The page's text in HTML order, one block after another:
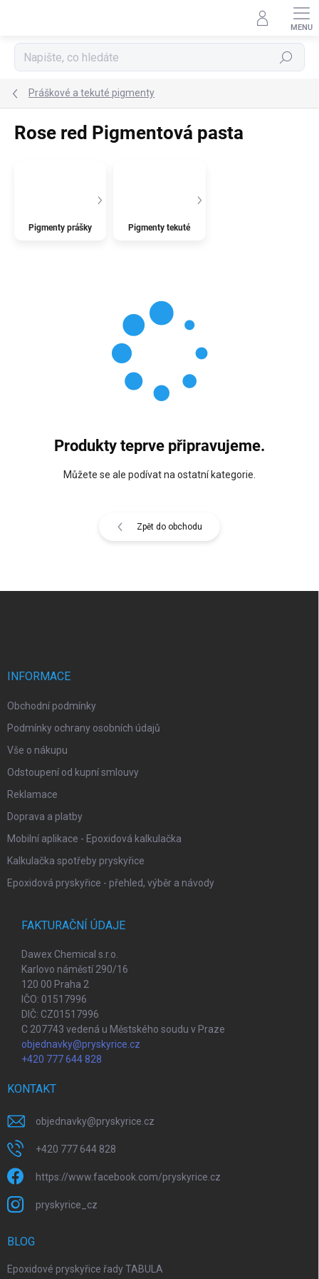
Hledat
Práškové a tekuté pigmenty
Rose red Pigmentová pasta
Pigmenty prášky Pigmenty tekuté
Produkty teprve připravujeme.
Můžete se ale podívat na ostatní kategorie.
Zpět do obchodu
INFORMACE
Obchodní podmínky
Podmínky ochrany osobních údajů
Vše o nákupu
Odstoupení od kupní smlouvy
Reklamace
Doprava a platby
Mobilní aplikace - Epoxidová kalkulačka
Kalkulačka spotřeby pryskyřice
Epoxidová pryskyřice - přehled, výběr a návody
FAKTURAČNÍ ÚDAJE
Dawex Chemical s.r.o.
Karlovo náměstí 290/16
120 00 Praha 2
IČO: 01517996
DIČ: CZ01517996
C 207743 vedená u Městského soudu v Praze
objednavky@pryskyrice.cz
+420 777 644 828
KONTAKT
objednavky@pryskyrice.cz
+420 777 644 828
https://www.facebook.com/pryskyrice.cz
pryskyrice_cz
BLOG
Epoxidové pryskyřice řady TABULA